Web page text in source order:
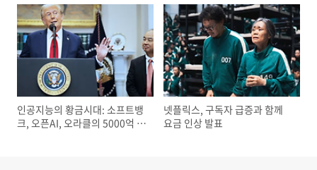
인공지능의 황금시대: 소프트뱅
크, 오픈AI, 오라클의 5000억 달
넷플릭스, 구독자 급증과 함께
요금 인상 발표